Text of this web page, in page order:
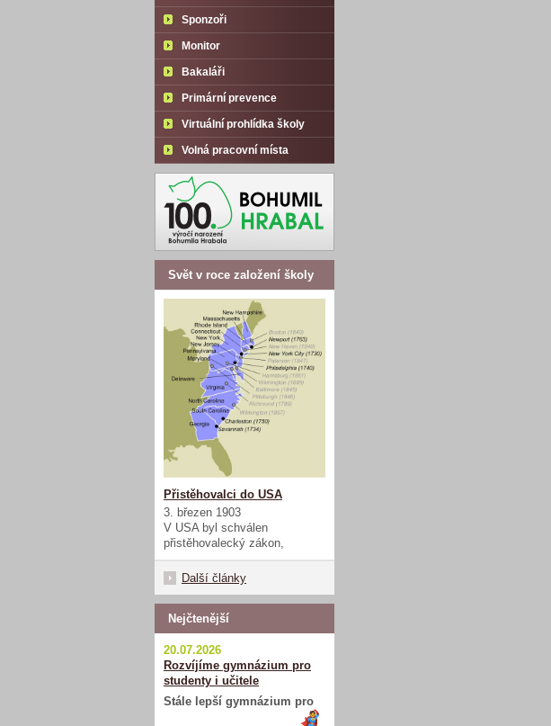
Sponzoři
Monitor
Bakaláři
Primární prevence
Virtuální prohlídka školy
Volná pracovní místa
Svět v roce založení školy
Přistěhovalci do USA
3. březen 1903
V USA byl schválen
přistěhovalecký zákon,
Další články
Nejčtenější
20.07.2026
Rozvíjíme gymnázium pro
studenty i učitele
Stále lepší gymnázium pro